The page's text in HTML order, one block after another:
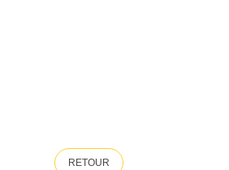
RETOUR